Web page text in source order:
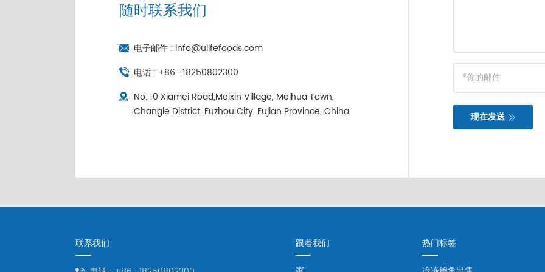
随时联系我们
电子邮件 : info@ulifefoods.com
电话 : +86 -18250802300
No. 10 Xiamei Road,Meixin Village, Meihua Town,
Changle District, Fuzhou City, Fujian Province, China
现在发送
联系我们 跟着我们 热门标签